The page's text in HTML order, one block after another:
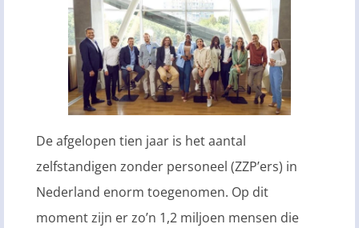
De afgelopen tien jaar is het aantal
zelfstandigen zonder personeel (ZZP’ers) in
Nederland enorm toegenomen. Op dit
moment zijn er zo’n 1,2 miljoen mensen die